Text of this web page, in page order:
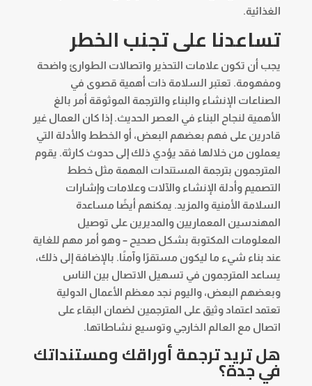
الغذائية.
تساعدنا على تجنب الخطر
يجب أن تكون علامات التحذير واتصالات الطوارئ واضحة
ومفهومة. تعتبر السلامة ذات أهمية قصوى في
الصناعات الإنشاء والبناء والترجمة الموثوقة أمر بالغ
الأهمية لنجاح البناء في العصر الحديث. إذا كان العمال غير
قادرين على فهم بعضهم البعض، أو الخطط والأدلة التي
يعملون من خلالها فقد يؤدي ذلك إلى حدوث كارثة. يقوم
المترجمون بترجمة المستندات المهمة مثل خطط
التصميم وأدلة الإنشاء والآلات وعلامات وإشارات
السلامة الأمنية والمزيد. يمكنهم أيضًا مساعدة
المهندسين المعماريين والمديرين على توصيل
المعلومات المكتوبة بشكل صحيح – وهو أمر مهم للغاية
عند بناء شيء ما ليكون مستقرًا وآمنًا. بالإضافة إلى ذلك،
يساعد المترجمون في تسهيل الاتصال بين الناس
وبعضهم البعض، واليوم نجد معظم الأعمال الدولية
تعتمد اعتماد وثيق على المترجمين لضمان البقاء على
اتصال مع العالم الخارجي وتوسيع نشاطاتها.
هل تريد ترجمة أوراقك ومستنداتك
في جدة؟